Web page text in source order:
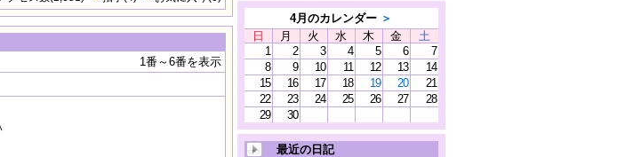
1番～6番を表示
4月のカレンダー ＞
日
月 火 水 木 金
土
1
2 3 4 5 6
7
8
9 10 11 12 13
14
15
16 17 18 19 20
21
22
23 24 25 26 27
28
29
30
最近の日記